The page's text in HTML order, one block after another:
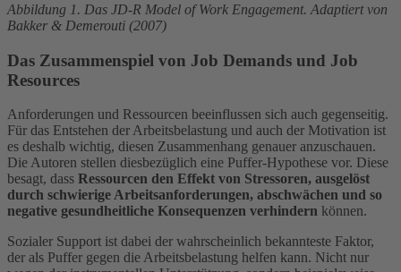
Abbildung 1. Das JD-R Model of Work Engagement. Adaptiert von
Bakker & Demerouti (2007)
Das Zusammenspiel von Job Demands und Job
Resources
Anforderungen und Ressourcen beeinflussen sich auch gegenseitig.
Für das Entstehen der Arbeitsbelastung und auch der Motivation ist
es deshalb wichtig, diesen Zusammenhang genauer anzuschauen.
Die Autoren stellen diesbezüglich eine Puffer-Hypothese vor. Diese
besagt, dass Ressourcen den Effekt von Stressoren, ausgelöst
durch schwierige Arbeitsanforderungen, abschwächen und so
negative gesundheitliche Konsequenzen verhindern können.
Sozialer Support ist dabei der wahrscheinlich bekannteste Faktor,
der als Puffer gegen die Arbeitsbelastung helfen kann. Nicht nur